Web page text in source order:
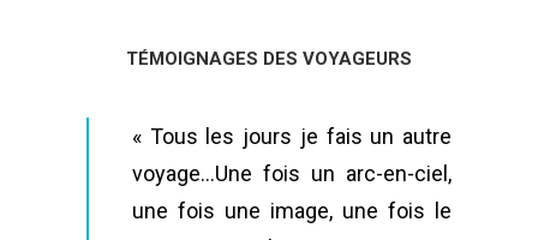
TÉMOIGNAGES DES VOYAGEURS
« Tous les jours je fais un autre
voyage…Une fois un arc-en-ciel,
une fois une image, une fois le